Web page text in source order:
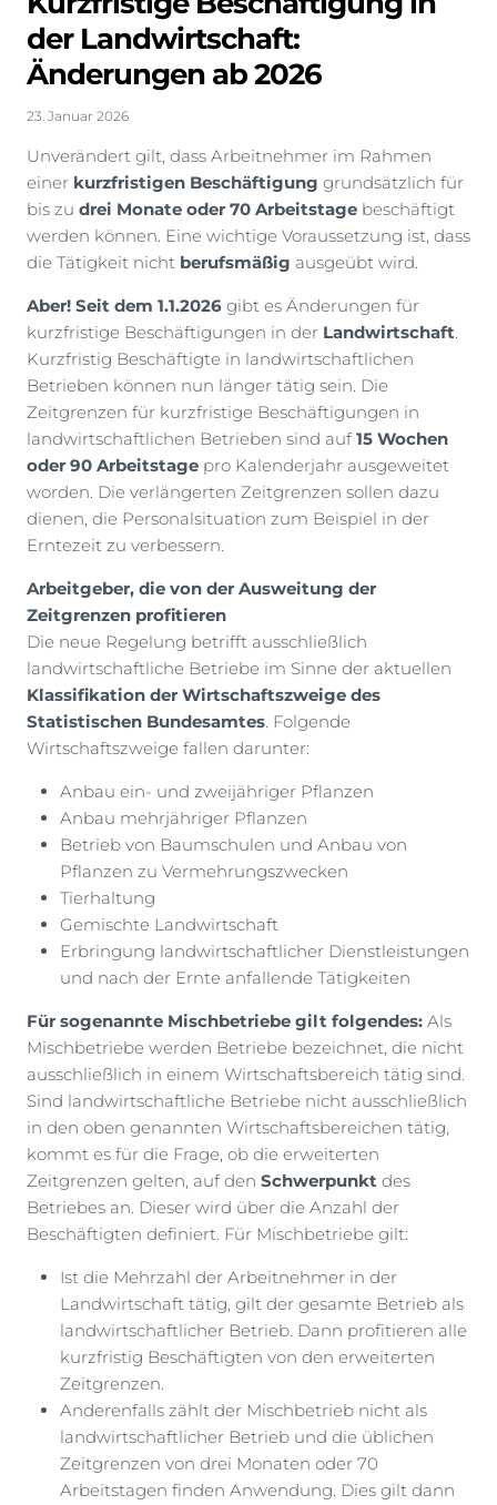
der Landwirtschaft:
Änderungen ab 2026
23. Januar 2026
Unverändert gilt, dass Arbeitnehmer im Rahmen
einer kurzfristigen Beschäftigung grundsätzlich für
bis zu drei Monate oder 70 Arbeitstage beschäftigt
werden können. Eine wichtige Voraussetzung ist, dass
die Tätigkeit nicht berufsmäßig ausgeübt wird.
Aber! Seit dem 1.1.2026 gibt es Änderungen für
kurzfristige Beschäftigungen in der Landwirtschaft
Kurzfristig Beschäftigte in landwirtschaftlichen
Betrieben können nun länger tätig sein. Die
Zeitgrenzen für kurzfristige Beschäftigungen in
landwirtschaftlichen Betrieben sind auf15 Wochen
oder 90 Arbeitstage pro Kalenderjahr ausgeweitet
worden. Die verlängerten Zeitgrenzen sollen dazu
dienen, die Personalsituation zum Beispiel in der
Erntezeit zu verbessern.
Arbeitgeber, die von der Ausweitung der
Zeitgrenzen profitieren
Die neue Regelung betrifft ausschließlich
landwirtschaftliche Betriebe im Sinne der aktuellen
Klassifikation der Wirtschaftszweige des
Statistischen Bundesamtes . Folgende
Wirtschaftszweige fallen darunter:
Anbau ein- und zweijähriger Pflanzen
Anbau mehrjähriger Pflanzen
Betrieb von Baumschulen und Anbau von
Pflanzen zu Vermehrungszwecken
Tierhaltung
Gemischte Landwirtschaft
Erbringung landwirtschaftlicher Dienstleistungen
und nach der Ernte anfallende Tätigkeiten
Für sogenannte Mischbetriebe gilt folgendes: Als
Mischbetriebe werden Betriebe bezeichnet, die nicht
ausschließlich in einem Wirtschaftsbereich tätig sind.
Sind landwirtschaftliche Betriebe nicht ausschließlich
in den oben genannten Wirtschaftsbereichen tätig,
kommt es für die Frage, ob die erweiterten
Zeitgrenzen gelten, auf den Schwerpunkt des
Betriebes an. Dieser wird über die Anzahl der
Beschäftigten definiert. Für Mischbetriebe gilt:
Ist die Mehrzahl der Arbeitnehmer in der
Landwirtschaft tätig, gilt der gesamte Betrieb als
landwirtschaftlicher Betrieb. Dann profitieren alle
kurzfristig Beschäftigten von den erweiterten
Zeitgrenzen.
Anderenfalls zählt der Mischbetrieb nicht als
landwirtschaftlicher Betrieb und die üblichen
Zeitgrenzen von drei Monaten oder 70
Arbeitstagen finden Anwendung. Dies gilt dann